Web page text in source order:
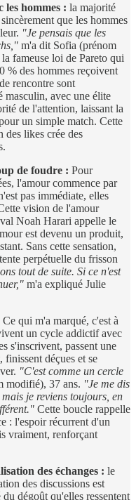
les hommes : la majorité
que les hommes
"Je pensais que les
m'a dit Sofia (prénom
fameuse loi de Pareto qui
% des hommes reçoivent
rencontre sont
masculin, avec une élite
de l'attention, laissant la
un simple match. Cette
des likes crée des
de foudre : Pour
l'amour commence par
pas immédiate, elles
vision de l'amour
Noah Harari appelle le
est devenu un produit,
Sans cette sensation,
perpétuelle du frisson
tout de suite. Si ce n'est
m'a expliqué Julie
Ce qui m'a marqué, c'est à
un cycle addictif avec
s'inscrivent, passent une
finissent déçues et se
"C'est comme un cercle
modifié), 37 ans. "Je me dis
je reviens toujours, en
Cette boucle rappelle
: l'espoir récurrent d'un
vraiment, renforçant
des échanges : le
des discussions est
dégoût qu'elles ressentent